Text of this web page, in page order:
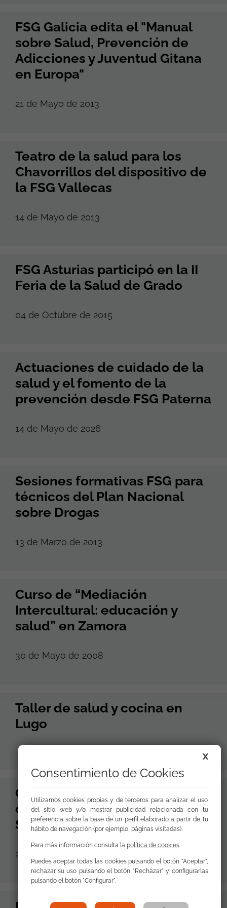
FSG Galicia edita el "Manual
sobre Salud, Prevención de
Adicciones y Juventud Gitana
en Europa"
21 de Mayo de 2013
Teatro de la salud para los
Chavorrillos del dispositivo de
la FSG Vallecas
14 de Mayo de 2013
FSG Asturias participó en la II
Feria de la Salud de Grado
04 de Octubre de 2015
Actuaciones de cuidado de la
salud y el fomento de la
prevención desde FSG Paterna
14 de Mayo de 2026
Sesiones formativas FSG para
técnicos del Plan Nacional
sobre Drogas
13 de Marzo de 2013
Curso de “Mediación
Intercultural: educación y
salud” en Zamora
30 de Mayo de 2008
Taller de salud y cocina en
Lugo
Celebración en Cáceres del 7
de Abril, Día mundial de la
Salud
28 de Abril de 2011
X
Consentimiento de Cookies
Utilizamos cookies propias y de terceros para analizar el uso
del sitio web y/o mostrar publicidad relacionada con tu
preferencia sobre la base de un perfil elaborado a partir de tu
hábito de navegación (por ejemplo, páginas visitadas).
Para más información consulta la política de cookies.
Puedes aceptar todas las cookies pulsando el botón "Aceptar",
rechazar su uso pulsando el botón "Rechazar" y configurarlas
pulsando el botón "Configurar".